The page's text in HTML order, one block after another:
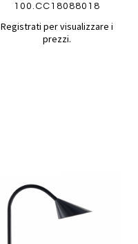
100.CC18088018
Registrati per visualizzare i
prezzi.
Aggiungi
ai